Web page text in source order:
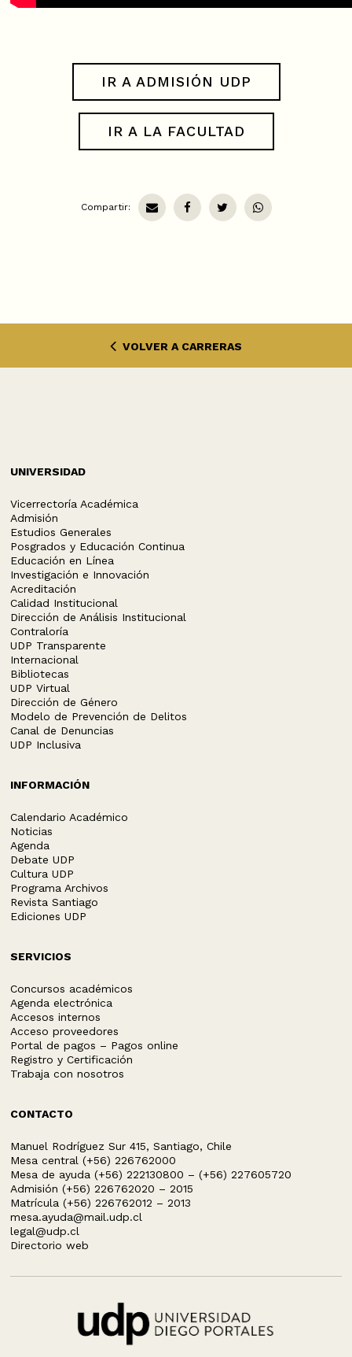
IR A ADMISIÓN UDP
IR A LA FACULTAD
Compartir:
VOLVER A CARRERAS
UNIVERSIDAD
Vicerrectoría Académica
Admisión
Estudios Generales
Posgrados y Educación Continua
Educación en Línea
Investigación e Innovación
Acreditación
Calidad Institucional
Dirección de Análisis Institucional
Contraloría
UDP Transparente
Internacional
Bibliotecas
UDP Virtual
Dirección de Género
Modelo de Prevención de Delitos
Canal de Denuncias
UDP Inclusiva
INFORMACIÓN
Calendario Académico
Noticias
Agenda
Debate UDP
Cultura UDP
Programa Archivos
Revista Santiago
Ediciones UDP
SERVICIOS
Concursos académicos
Agenda electrónica
Accesos internos
Acceso proveedores
Portal de pagos – Pagos online
Registro y Certificación
Trabaja con nosotros
CONTACTO
Manuel Rodríguez Sur 415, Santiago, Chile
Mesa central (+56) 226762000
Mesa de ayuda (+56) 222130800 – (+56) 227605720
Admisión (+56) 226762020 – 2015
Matrícula (+56) 226762012 – 2013
mesa.ayuda@mail.udp.cl
legal@udp.cl
Directorio web